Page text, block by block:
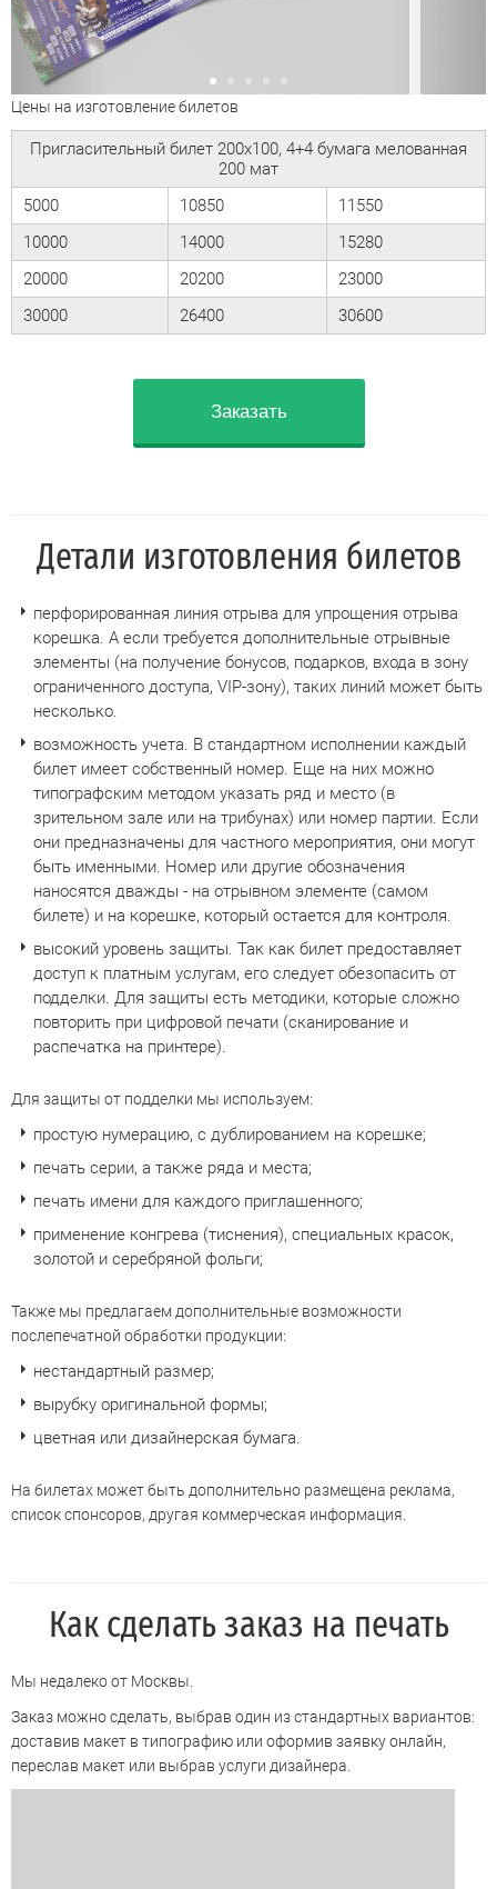
Цены на изготовление билетов
Пригласительный билет 200х100, 4+4 бумага мелованная
200 мат
5000
10850
11550
10000
14000
15280
20000
20200
23000
30000
26400 30600
Заказать
Детали изготовления билетов
перфорированная линия отрыва для упрощения отрыва
корешка. А если требуется дополнительные отрывные
элементы (на получение бонусов, подарков, входа в зону
ограниченного доступа, VIP-зону), таких линий может быть
несколько.
возможность учета. В стандартном исполнении каждый
билет имеет собственный номер. Еще на них можно
типографским методом указать ряд и место (в
зрительном зале или на трибунах) или номер партии. Если
они предназначены для частного мероприятия, они могут
быть именными. Номер или другие обозначения
наносятся дважды - на отрывном элементе (самом
билете) и на корешке, который остается для контроля.
высокий уровень защиты. Так как билет предоставляет
доступ к платным услугам, его следует обезопасить от
подделки. Для защиты есть методики, которые сложно
повторить при цифровой печати (сканирование и
распечатка на принтере).
Для защиты от подделки мы используем:
простую нумерацию, с дублированием на корешке;
печать серии, а также ряда и места;
печать имени для каждого приглашенного;
применение конгрева (тиснения), специальных красок,
золотой и серебряной фольги;
Также мы предлагаем дополнительные возможности
послепечатной обработки продукции:
нестандартный размер;
вырубку оригинальной формы;
цветная или дизайнерская бумага.
На билетах может быть дополнительно размещена реклама,
список спонсоров, другая коммерческая информация.
Как сделать заказ на печать
Мы недалеко от Москвы.
Заказ можно сделать, выбрав один из стандартных вариантов:
доставив макет в типографию или оформив заявку онлайн,
переслав макет или выбрав услуги дизайнера.